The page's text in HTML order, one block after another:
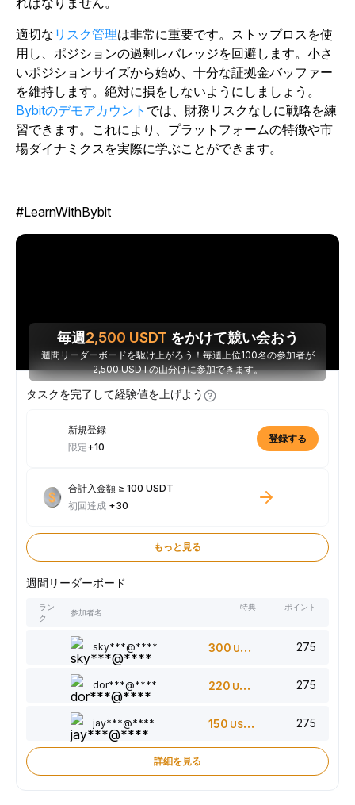
適切な リスク管理は非常に重要です。ストップロスを使
用し、ポジションの過剰レバレッジを回避します。小さ
いポジションサイズから始め、十分な証拠金バッファー
を維持します。絶対に損をしないようにしましょう。
Bybitのデモアカウント では、財務リスクなしに戦略を練
習できます。これにより、プラットフォームの特徴や市
場ダイナミクスを実際に学ぶことができます。
#LearnWithBybit
毎週2,500 USDT をかけて競い会おう
週間リーダーボードを駆け上がろう！毎週上位100名の参加者が
2,500 USDTの山分けに参加できます。
タスクを完了して経験値を上げよう
新規登録
限定+10
登録する
合計入金額 ≥ 100 USDT
初回達成 +30
もっと見る
週間リーダーボード
ラン
ク
参加者名
特典 ポイント
sky***@**** 300 USDT 275
dor***@**** 220 USDT 275
jay***@**** 150 USDT 275
詳細を見る